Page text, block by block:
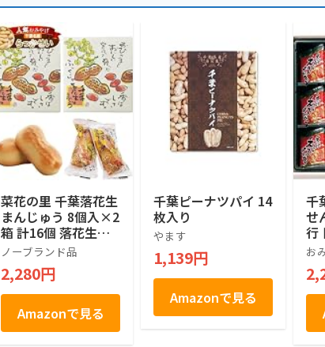
菜花の里 千葉落花生
まんじゅう 8個入×2
箱 計16個 落花生の
形 ピーナッツ 白あ
ん 和菓子 饅頭 千葉
土産 房総 個包装 手
土産
ノーブランド品
2,280円
Amazonで見る
千葉ピーナツパイ 14
枚入り
やます
1,139円
Amazonで見る
千
せ
行
産
お